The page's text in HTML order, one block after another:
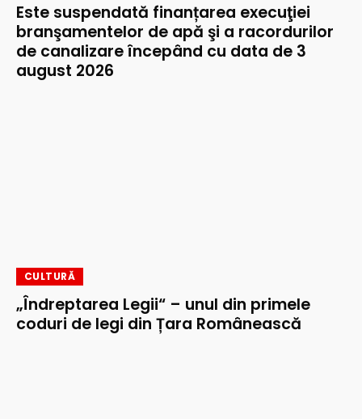
Este suspendată finanțarea execuţiei
branşamentelor de apă şi a racordurilor
de canalizare începând cu data de 3
august 2026
CULTURĂ
„Îndreptarea Legii“ – unul din primele
coduri de legi din Țara Românească